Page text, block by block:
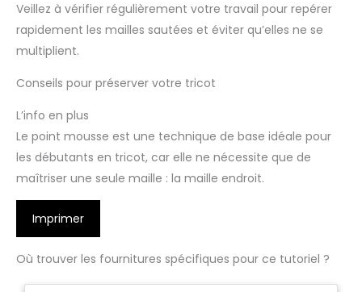
Veillez à vérifier régulièrement votre travail pour repérer
rapidement les mailles sautées et éviter qu’elles ne se
multiplient.
Conseils pour préserver votre tricot
L’info en plus
Le point mousse est une technique de base idéale pour
les débutants en tricot, car elle ne nécessite que de
maîtriser une seule maille : la maille endroit.
Imprimer
Où trouver les fournitures spécifiques pour ce tutoriel ?